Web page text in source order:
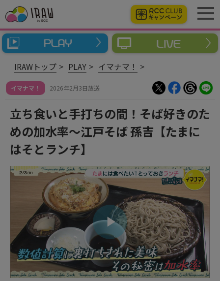
IRAWトップ PLAY イマナマ！
イマナマ！ 2026年2月3日放送
立ち食いと手打ちの間！そば好きのた
めの加水率～江戸そば 孫吉【たまに
はそとランチ】
ビ
デ